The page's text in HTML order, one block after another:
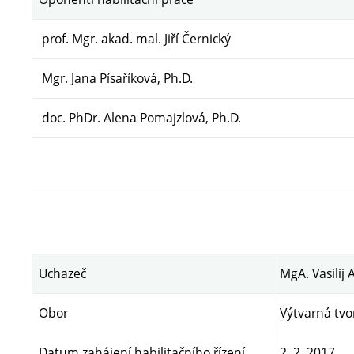
prof. Mgr. akad. mal. Jiří Černický
Mgr. Jana Písaříková, Ph.D.
doc. PhDr. Alena Pomajzlová, Ph.D.
Uchazeč MgA. Vasilij
Obor Výtvarná